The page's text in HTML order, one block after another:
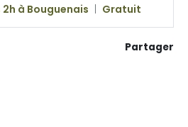
à Bouguenais Gratuit
Partager